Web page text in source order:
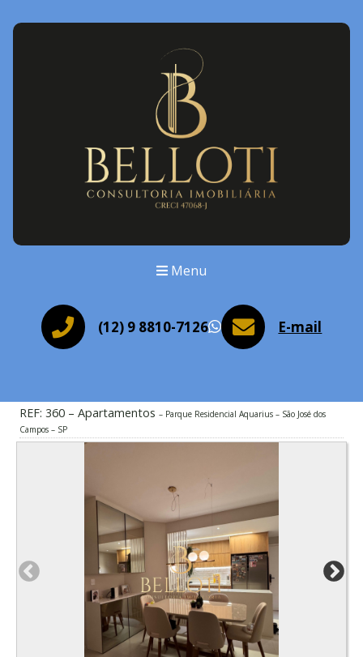
Menu
(12) 9 8810-7126 WhatsApp
E-mail
REF: 360 – Apartamentos
Parque Residencial Aquarius – São José dos
Campos – SP